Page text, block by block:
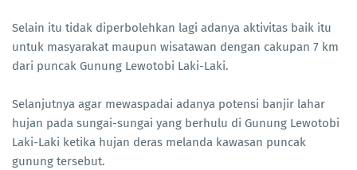
Selain itu tidak diperbolehkan lagi adanya aktivitas baik itu
untuk masyarakat maupun wisatawan dengan cakupan 7 km
dari puncak Gunung Lewotobi Laki-Laki.
Selanjutnya agar mewaspadai adanya potensi banjir lahar
hujan pada sungai-sungai yang berhulu di Gunung Lewotobi
Laki-Laki ketika hujan deras melanda kawasan puncak
gunung tersebut.